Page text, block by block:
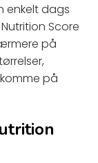
enkelt dags
Score
på
på